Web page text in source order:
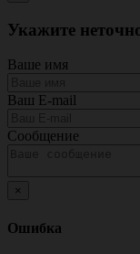
Укажите
Ваше имя
Ваш E-mail
Сообщение
×
Ошибка